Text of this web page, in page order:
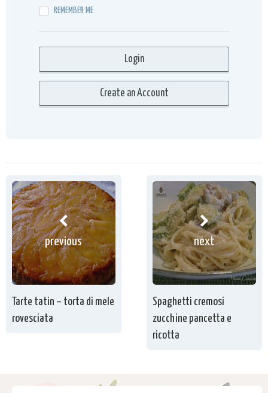
REMEMBER ME
previous
Tarte tatin – torta di mele
rovesciata
next
Spaghetti cremosi
zucchine pancetta e
ricotta